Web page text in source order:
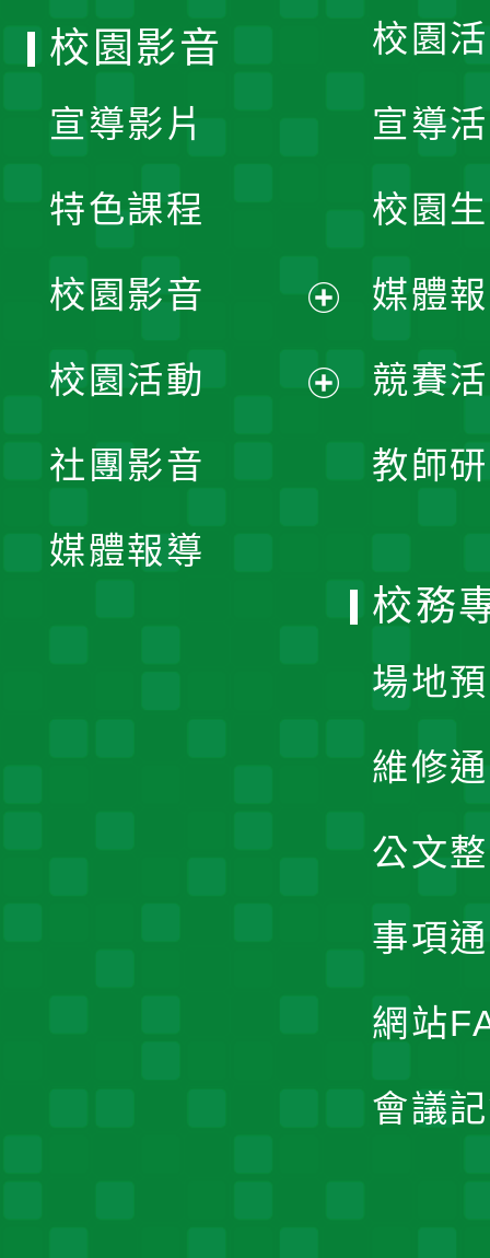
校園
宣導
校園
媒體
競賽
教師
校園影音
宣導影片
特色課程
校園影音
開
校園活動
社團影音
媒體報導
校務
場地
維修
公文
事項
網站
會議